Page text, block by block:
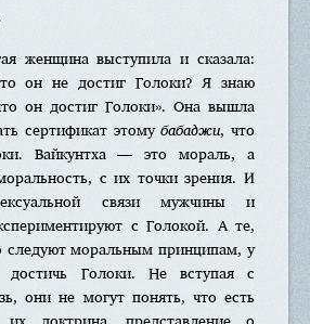
женщина выступила и сказала:
он не достиг Голоки? Я знаю
он достиг Голоки». Она вышла
сертификат этомубабаджи, что
Вайкунтха — это мораль, а
с их точки зрения. И
связи мужчины и
с Голокой. А те,
следуют моральным принципам, у
Голоки. Не вступая с
они не могут понять, что есть